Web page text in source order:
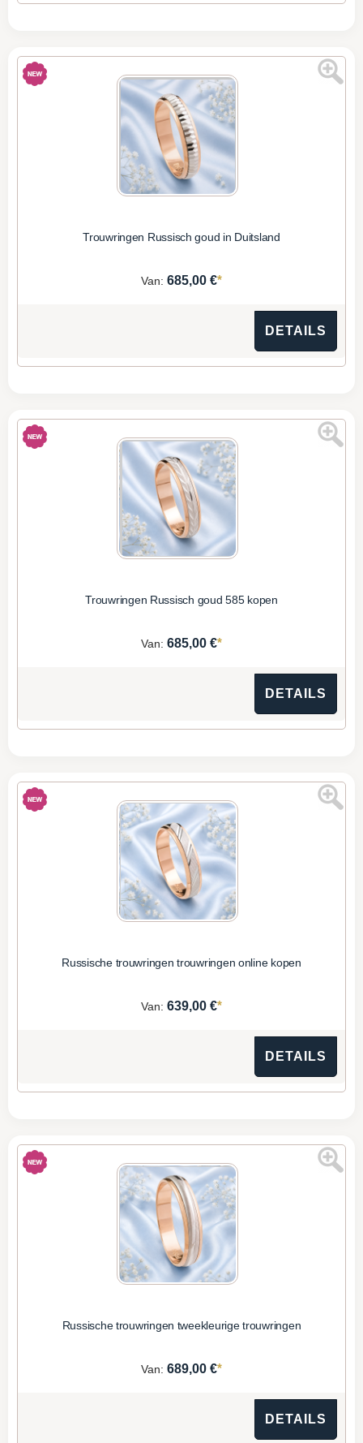
Trouwringen Russisch goud in Duitsland
Van: 685,00 €*
DETAILS
Trouwringen Russisch goud 585 kopen
Van: 685,00 €*
DETAILS
Russische trouwringen trouwringen online kopen
Van: 639,00 €*
DETAILS
Russische trouwringen tweekleurige trouwringen
Van: 689,00 €*
DETAILS